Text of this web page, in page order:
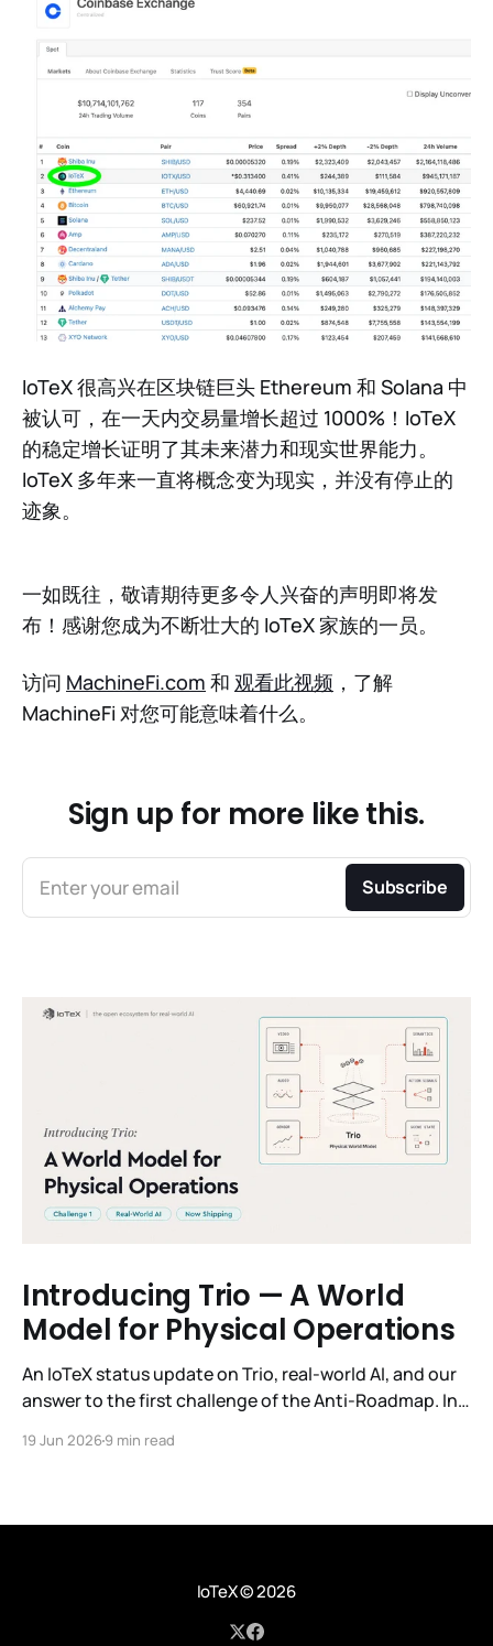
IoTeX 很高兴在区块链巨头 Ethereum 和 Solana 中
被认可，在一天内交易量增长超过 1000%！IoTeX
的稳定增长证明了其未来潜力和现实世界能力。
IoTeX 多年来一直将概念变为现实，并没有停止的
迹象。
一如既往，敬请期待更多令人兴奋的声明即将发
布！感谢您成为不断壮大的 IoTeX 家族的一员。
访问 MachineFi.com 和 观看此视频 ，了解
MachineFi 对您可能意味着什么。
Sign up for more like this.
Enter your email Subscribe
Introducing Trio — A World
Model for Physical Operations
An IoTeX status update on Trio, real-world AI, and our
answer to the first challenge of the Anti-Roadmap. In
three challenges instead of a timeline. Challenge 1 was
19 Jun 20269 min read
IoTeX© 2026